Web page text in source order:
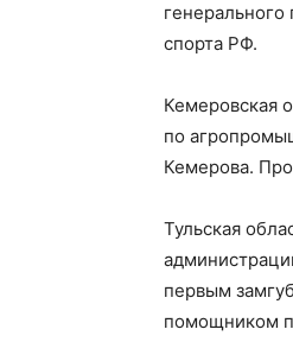
спорта РФ.
Кемеровская
по
Кемерова.
Тульская
первым
помощником